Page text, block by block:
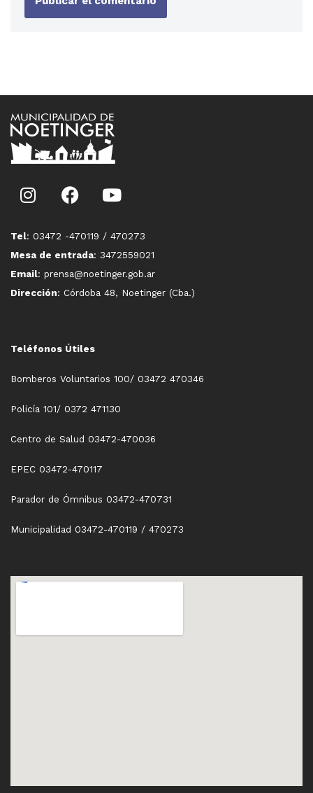
Tel: 03472 -470119 / 470273
Mesa de entrada: 3472559021
Email: prensa@noetinger.gob.ar
Dirección: Córdoba 48, Noetinger (Cba.)
Teléfonos Útiles
Bomberos Voluntarios 100/ 03472 470346
Policía 101/ 0372 471130
Centro de Salud 03472-470036
EPEC 03472-470117
Parador de Ómnibus 03472-470731
Municipalidad 03472-470119 / 470273